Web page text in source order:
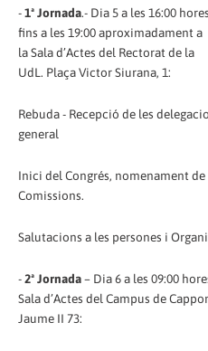
-1ª Jornada.- Dia 5 a les 16:00 hores
fins a les 19:00 aproximadament a
la Sala d’Actes del Rectorat de la
UdL. Plaça Victor Siurana, 1:
Rebuda - Recepció de les
general
Inici del Congrés, nomenament
Comissions.
Salutacions a les persones i
-2ª Jornada– Dia 6 a les 09:00
Sala d’Actes del Campus de
Jaume II 73: